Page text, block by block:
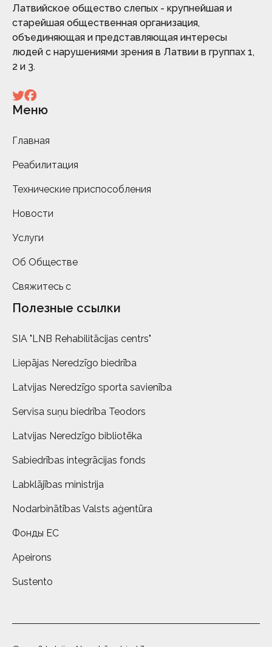
Латвийское общество слепых - крупнейшая и
старейшая общественная организация,
объединяющая и представляющая интересы
людей с нарушениями зрения в Латвии в группах 1,
2 и 3.
Меню
Главная
Реабилитация
Технические приспособления
Новости
Услуги
Об Обществе
Свяжитесь с
Полезные ссылки
SIA "LNB Rehabilitācijas centrs"
Liepājas Neredzīgo biedrība
Latvijas Neredzīgo sporta savienība
Servisa suņu biedrība Teodors
Latvijas Neredzīgo bibliotēka
Sabiedrības integrācijas fonds
Labklājības ministrija
Nodarbinātības Valsts aģentūra
Фонды ЕС
Apeirons
Sustento